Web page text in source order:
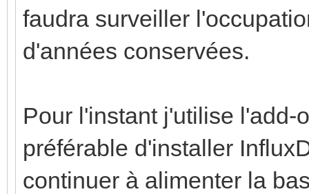
faudra surveiller
d'années conservées.
Pour l'instant j'utilise l'add-
préférable d'installer
continuer à alimenter la